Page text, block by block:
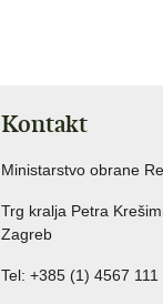
Kontakt
Ministarstvo obrane
Trg kralja Petra
Zagreb
Tel: +385 (1) 4567 111